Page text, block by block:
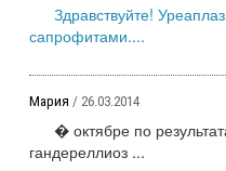
Здравствуйте!
сапрофитами....
Мария / 26.03.2014
� октябре по
гандереллиоз ...